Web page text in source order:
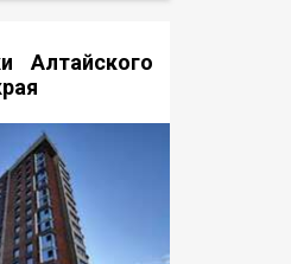
Алтайского